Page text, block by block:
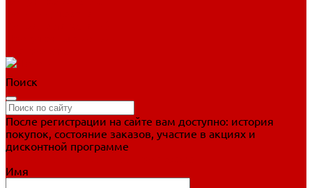
Поиск
После регистрации на сайте вам доступно: история
покупок, состояние заказов, участие в акциях и
дисконтной программе
Имя